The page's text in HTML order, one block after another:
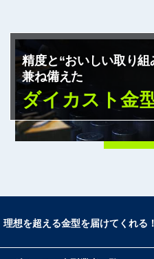
大同DMソリューショ
旭
若園精機
宮島金型
メック
タカギスチール
エスワイ精機
ビヨンズ
精度と“おいしい取り組
兼ね備えた
ダイカスト金
理想を超える金型を届けてくれる